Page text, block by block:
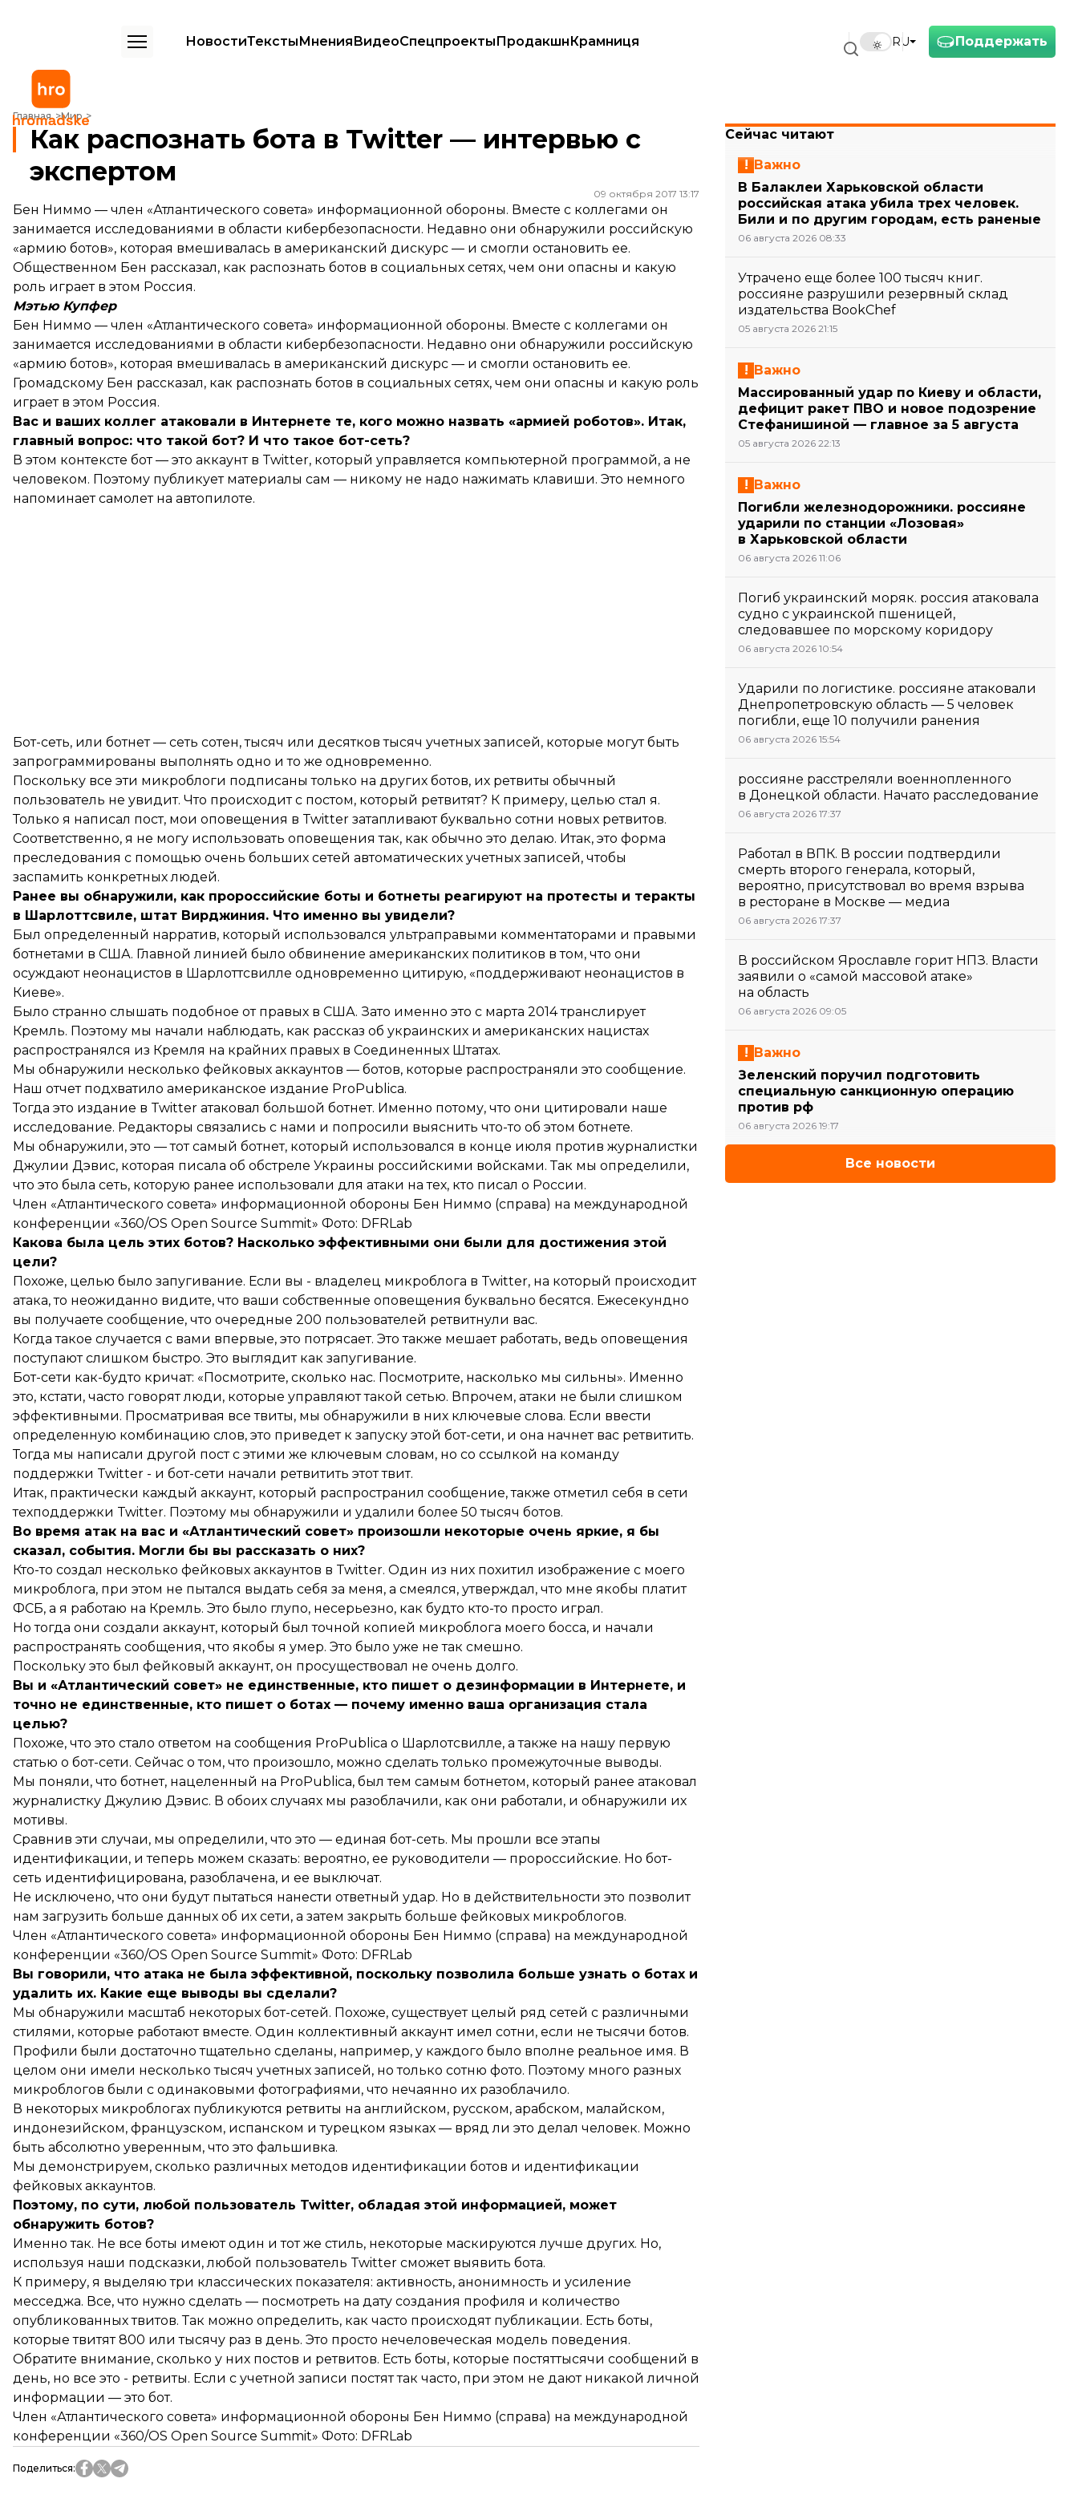
Поддержать
RU
НовостиТекстыМненияВидеоСпецпроектыПродакшнКрамниця
Главная Мир
Как распознать бота в Twitter — интервью с экспертом
Как распознать бота в Twitter — интервью с
экспертом
09 октября 2017 13:17
Бен Ниммо — член «Атлантического совета» информационной обороны. Вместе с коллегами он
занимается исследованиями в области кибербезопасности. Недавно они обнаружили российскую
«армию ботов», которая вмешивалась в американский дискурс — и смогли остановить ее.
Общественном Бен рассказал, как распознать ботов в социальных сетях, чем они опасны и какую
роль играет в этом Россия.
Мэтью Купфер
Бен Ниммо — член «Атлантического совета» информационной обороны. Вместе с коллегами он
занимается исследованиями в области кибербезопасности. Недавно они обнаружили российскую
«армию ботов», которая вмешивалась в американский дискурс — и смогли остановить ее.
Громадскому Бен рассказал, как распознать ботов в социальных сетях, чем они опасны и какую роль
играет в этом Россия.
Вас и ваших коллег атаковали в Интернете те, кого можно назвать «армией роботов». Итак,
главный вопрос: что такой бот? И что такое бот-сеть?
В этом контексте бот — это аккаунт в Twitter, который управляется компьютерной программой, а не
человеком. Поэтому публикует материалы сам — никому не надо нажимать клавиши. Это немного
напоминает самолет на автопилоте.
Бот-сеть, или ботнет — сеть сотен, тысяч или десятков тысяч учетных записей, которые могут быть
запрограммированы выполнять одно и то же одновременно.
Поскольку все эти микроблоги подписаны только на других ботов, их ретвиты обычный
пользователь не увидит. Что происходит с постом, который ретвитят? К примеру, целью стал я.
Только я написал пост, мои оповещения в Twitter затапливают буквально сотни новых ретвитов.
Соответственно, я не могу использовать оповещения так, как обычно это делаю. Итак, это форма
преследования с помощью очень больших сетей автоматических учетных записей, чтобы
заспамить конкретных людей.
Ранее вы обнаружили, как пророссийские боты и ботнеты реагируют на протесты и теракты
в Шарлоттсвиле, штат Вирджиния. Что именно вы увидели?
Был определенный нарратив, который использовался ультраправыми комментаторами и правыми
ботнетами в США. Главной линией было обвинение американских политиков в том, что они
осуждают неонацистов в Шарлоттсвилле одновременно цитирую, «поддерживают неонацистов в
Киеве».
Было странно слышать подобное от правых в США. Зато именно это с марта 2014 транслирует
Кремль. Поэтому мы начали наблюдать, как рассказ об украинских и американских нацистах
распространялся из Кремля на крайних правых в Соединенных Штатах.
Мы обнаружили несколько фейковых аккаунтов — ботов, которые распространяли это сообщение.
Наш отчет подхватило американское издание ProPublica.
Тогда это издание в Twitter атаковал большой ботнет. Именно потому, что они цитировали наше
исследование. Редакторы связались с нами и попросили выяснить что-то об этом ботнете.
Мы обнаружили, это — тот самый ботнет, который использовался в конце июля против журналистки
Джулии Дэвис, которая писала об обстреле Украины российскими войсками. Так мы определили,
что это была сеть, которую ранее использовали для атаки на тех, кто писал о России.
Член «Атлантического совета» информационной обороны Бен Ниммо (справа) на международной
конференции «360/OS Open Source Summit» Фото: DFRLab
Какова была цель этих ботов? Насколько эффективными они были для достижения этой
цели?
Похоже, целью было запугивание. Если вы - владелец микроблога в Twitter, на который происходит
атака, то неожиданно видите, что ваши собственные оповещения буквально бесятся. Ежесекундно
вы получаете сообщение, что очередные 200 пользователей ретвитнули вас.
Когда такое случается с вами впервые, это потрясает. Это также мешает работать, ведь оповещения
поступают слишком быстро. Это выглядит как запугивание.
Бот-сети как-будто кричат: «Посмотрите, сколько нас. Посмотрите, насколько мы сильны». Именно
это, кстати, часто говорят люди, которые управляют такой сетью. Впрочем, атаки не были слишком
эффективными. Просматривая все твиты, мы обнаружили в них ключевые слова. Если ввести
определенную комбинацию слов, это приведет к запуску этой бот-сети, и она начнет вас ретвитить.
Тогда мы написали другой пост с этими же ключевым словам, но со ссылкой на команду
поддержки Twitter - и бот-сети начали ретвитить этот твит.
Итак, практически каждый аккаунт, который распространил сообщение, также отметил себя в сети
техподдержки Twitter. Поэтому мы обнаружили и удалили более 50 тысяч ботов.
Во время атак на вас и «Атлантический совет» произошли некоторые очень яркие, я бы
сказал, события. Могли бы вы рассказать о них?
Кто-то создал несколько фейковых аккаунтов в Twitter. Один из них похитил изображение с моего
микроблога, при этом не пытался выдать себя за меня, а смеялся, утверждал, что мне якобы платит
ФСБ, а я работаю на Кремль. Это было глупо, несерьезно, как будто кто-то просто играл.
Но тогда они создали аккаунт, который был точной копией микроблога моего босса, и начали
распространять сообщения, что якобы я умер. Это было уже не так смешно.
Поскольку это был фейковый аккаунт, он просуществовал не очень долго.
Вы и «Атлантический совет» не единственные, кто пишет о дезинформации в Интернете, и
точно не единственные, кто пишет о ботах — почему именно ваша организация стала
целью?
Похоже, что это стало ответом на сообщения ProPublica о Шарлотсвилле, а также на нашу первую
статью о бот-сети. Сейчас о том, что произошло, можно сделать только промежуточные выводы.
Мы поняли, что ботнет, нацеленный на ProPublica, был тем самым ботнетом, который ранее атаковал
журналистку Джулию Дэвис. В обоих случаях мы разоблачили, как они работали, и обнаружили их
мотивы.
Сравнив эти случаи, мы определили, что это — единая бот-сеть. Мы прошли все этапы
идентификации, и теперь можем сказать: вероятно, ее руководители — пророссийские. Но бот-
сеть идентифицирована, разоблачена, и ее выключат.
Не исключено, что они будут пытаться нанести ответный удар. Но в действительности это позволит
нам загрузить больше данных об их сети, а затем закрыть больше фейковых микроблогов.
Член «Атлантического совета» информационной обороны Бен Ниммо (справа) на международной
конференции «360/OS Open Source Summit» Фото: DFRLab
Вы говорили, что атака не была эффективной, поскольку позволила больше узнать о ботах и
удалить их. Какие еще выводы вы сделали?
Мы обнаружили масштаб некоторых бот-сетей. Похоже, существует целый ряд сетей с различными
стилями, которые работают вместе. Один коллективный аккаунт имел сотни, если не тысячи ботов.
Профили были достаточно тщательно сделаны, например, у каждого было вполне реальное имя. В
целом они имели несколько тысяч учетных записей, но только сотню фото. Поэтому много разных
микроблогов были с одинаковыми фотографиями, что нечаянно их разоблачило.
В некоторых микроблогах публикуются ретвиты на английском, русском, арабском, малайском,
индонезийском, французском, испанском и турецком языках — вряд ли это делал человек. Можно
быть абсолютно уверенным, что это фальшивка.
Мы демонстрируем, сколько различных методов идентификации ботов и идентификации
фейковых аккаунтов.
Поэтому, по сути, любой пользователь Twitter, обладая этой информацией, может
обнаружить ботов?
Именно так. Не все боты имеют один и тот же стиль, некоторые маскируются лучше других. Но,
используя наши подсказки, любой пользователь Twitter сможет выявить бота.
К примеру, я выделяю три классических показателя: активность, анонимность и усиление
месседжа. Все, что нужно сделать — посмотреть на дату создания профиля и количество
опубликованных твитов. Так можно определить, как часто происходят публикации. Есть боты,
которые твитят 800 или тысячу раз в день. Это просто нечеловеческая модель поведения.
Обратите внимание, сколько у них постов и ретвитов. Есть боты, которые постяттысячи сообщений в
день, но все это - ретвиты. Если с учетной записи постят так часто, при этом не дают никакой личной
информации — это бот.
Член «Атлантического совета» информационной обороны Бен Ниммо (справа) на международной
конференции «360/OS Open Source Summit» Фото: DFRLab
Поделиться:
Сейчас читают
Важно
В Балаклеи Харьковской области
российская атака убила трех человек.
Били и по другим городам, есть раненые
06 августа 2026 08:33
Утрачено еще более 100 тысяч книг.
россияне разрушили резервный склад
издательства BookChef
05 августа 2026 21:15
Важно
Массированный удар по Киеву и области,
дефицит ракет ПВО и новое подозрение
Стефанишиной — главное за 5 августа
05 августа 2026 22:13
Важно
Погибли железнодорожники. россияне
ударили по станции «Лозовая»
в Харьковской области
06 августа 2026 11:06
Погиб украинский моряк. россия атаковала
судно с украинской пшеницей,
следовавшее по морскому коридору
06 августа 2026 10:54
Ударили по логистике. россияне атаковали
Днепропетровскую область — 5 человек
погибли, еще 10 получили ранения
06 августа 2026 15:54
россияне расстреляли военнопленного
в Донецкой области. Начато расследование
06 августа 2026 17:37
Работал в ВПК. В россии подтвердили
смерть второго генерала, который,
вероятно, присутствовал во время взрыва
в ресторане в Москве — медиа
06 августа 2026 17:37
В российском Ярославле горит НПЗ. Власти
заявили о «самой массовой атаке»
на область
06 августа 2026 09:05
Важно
Зеленский поручил подготовить
специальную санкционную операцию
против рф
06 августа 2026 19:17
Все новости